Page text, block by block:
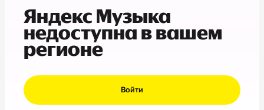
Яндекс Музыка
недоступна в вашем
регионе
Войти